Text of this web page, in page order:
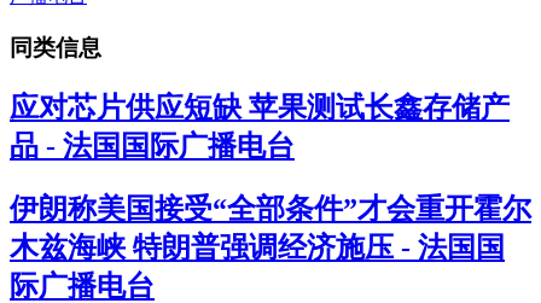
同类信息
应对芯片供应短缺 苹果测试长鑫存储产
品 - 法国国际广播电台
伊朗称美国接受“全部条件”才会重开霍尔
木兹海峡 特朗普强调经济施压 - 法国国
际广播电台